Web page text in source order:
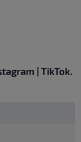
| TikTok.